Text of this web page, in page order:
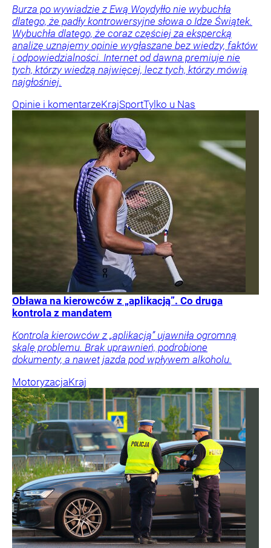
Burza po wywiadzie z Ewą Woydyłło nie wybuchła
dlatego, że padły kontrowersyjne słowa o Idze Świątek.
Wybuchła dlatego, że coraz częściej za ekspercką
analizę uznajemy opinie wygłaszane bez wiedzy, faktów
i odpowiedzialności. Internet od dawna premiuje nie
tych, którzy wiedzą najwięcej, lecz tych, którzy mówią
najgłośniej.
Opinie i komentarzeKrajSportTylko u Nas
Obława na kierowców z „aplikacją”. Co druga
kontrola z mandatem
Kontrola kierowców z „aplikacją” ujawniła ogromną
skalę problemu. Brak uprawnień, podrobione
dokumenty, a nawet jazda pod wpływem alkoholu.
MotoryzacjaKraj